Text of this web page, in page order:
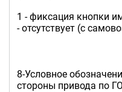
1 - фиксация кнопки
- отсутствует (с
8-Условное
стороны привода по